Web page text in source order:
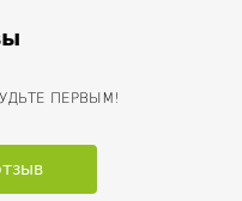
ПЕРВЫМ!